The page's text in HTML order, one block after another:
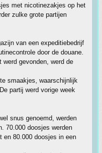
met nicotinezakjes op het
zulke grote partijen
van een expeditiebedrijf
door de douane.
werd gevonden, werd de
smaakjes, waarschijnlijk
partij werd vorige week
snus genoemd, werden
70.000 doosjes werden
en 80.000 doosjes in een